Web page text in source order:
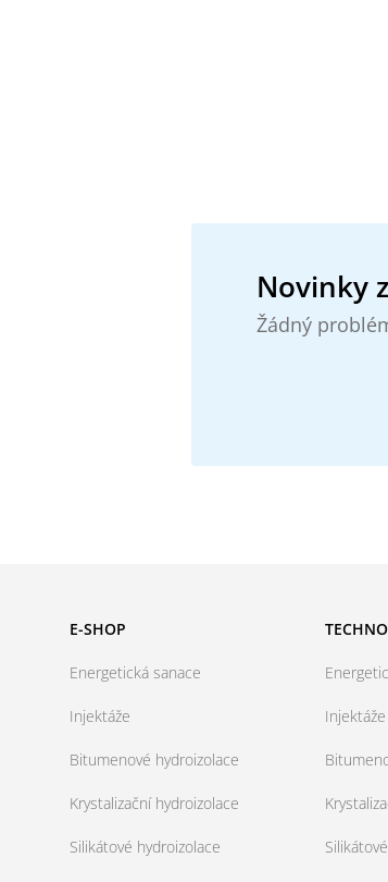
Novinky
Žádný
E-SHOP
Energetická sanace
Injektáže
Bitumenové hydroizolace
Krystalizační hydroizolace
Silikátové hydroizolace
Injektáže